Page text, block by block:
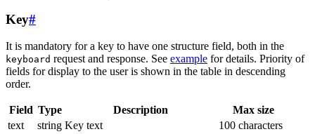
Key#
It is mandatory for a key to have one structure field, both in the
keyboard request and response. See example for details. Priority of
fields for display to the user is shown in the table in descending
order.
Field Type Description
Max size
text
string Key text
100 characters